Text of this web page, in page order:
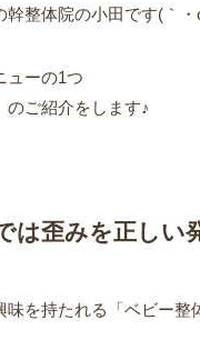
幹整体院の小田です(｀・
ューの1つ
のご紹介をします♪
は歪みを正しい
味を持たれる「ベビー整